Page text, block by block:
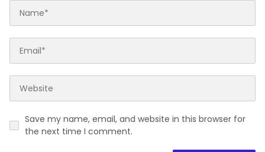
Save my name, email, and website in this browser for
the next time I comment.